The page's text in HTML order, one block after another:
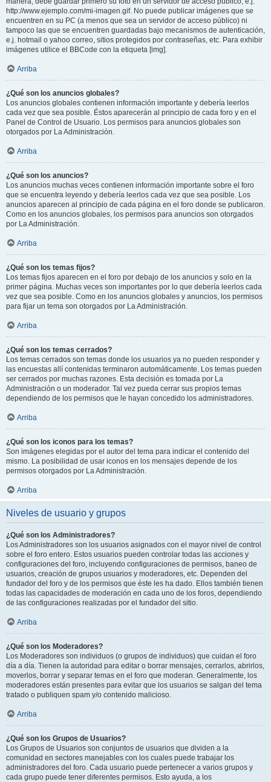
http://www.ejemplo.com/mi-imagen.gif. No puede publicar imágenes que se
encuentren en su PC (a menos que sea un servidor de acceso público) ni
tampoco las que se encuentren guardadas bajo mecanismos de autenticación,
e.j. hotmail o yahoo correo, sitios protegidos por contraseñas, etc. Para exhibir
imágenes utilice el BBCode con la etiqueta [img].
Arriba
¿Qué son los anuncios globales?
Los anuncios globales contienen información importante y debería leerlos
cada vez que sea posible. Éstos aparecerán al principio de cada foro y en el
Panel de Control de Usuario. Los permisos para anuncios globales son
otorgados por La Administración.
Arriba
¿Qué son los anuncios?
Los anuncios muchas veces contienen información importante sobre el foro
que se encuentra leyendo y debería leerlos cada vez que sea posible. Los
anuncios aparecen al principio de cada página en el foro donde se publicaron.
Como en los anuncios globales, los permisos para anuncios son otorgados
por La Administración.
Arriba
¿Qué son los temas fijos?
Los temas fijos aparecen en el foro por debajo de los anuncios y solo en la
primer página. Muchas veces son importantes por lo que debería leerlos cada
vez que sea posible. Como en los anuncios globales y anuncios, los permisos
para fijar un tema son otorgados por La Administración.
Arriba
¿Qué son los temas cerrados?
Los temas cerrados son temas donde los usuarios ya no pueden responder y
las encuestas allí contenidas terminaron automáticamente. Los temas pueden
ser cerrados por muchas razones. Esta decisión es tomada por La
Administración o un moderador. Tal vez pueda cerrar sus propios temas
dependiendo de los permisos que le hayan concedido los administradores.
Arriba
¿Qué son los iconos para los temas?
Son imágenes elegidas por el autor del tema para indicar el contenido del
mismo. La posibilidad de usar iconos en los mensajes depende de los
permisos otorgados por La Administración.
Arriba
Niveles de usuario y grupos
¿Qué son los Administradores?
Los Administradores son los usuarios asignados con el mayor nivel de control
sobre el foro entero. Estos usuarios pueden controlar todas las acciones y
configuraciones del foro, incluyendo configuraciones de permisos, baneo de
usuarios, creación de grupos usuarios y moderadores, etc. Dependen del
fundador del foro y de los permisos que éste les ha dado. Ellos también tienen
todas las capacidades de moderación en cada uno de los foros, dependiendo
de las configuraciones realizadas por el fundador del sitio.
Arriba
¿Qué son los Moderadores?
Los Moderadores son individuos (o grupos de individuos) que cuidan el foro
día a día. Tienen la autoridad para editar o borrar mensajes, cerrarlos, abrirlos,
moverlos, borrar y separar temas en el foro que moderan. Generalmente, los
moderadores están presentes para evitar que los usuarios se salgan del tema
tratado o publiquen spam y/o contenido malicioso.
Arriba
¿Qué son los Grupos de Usuarios?
Los Grupos de Usuarios son conjuntos de usuarios que dividen a la
comunidad en sectores manejables con los cuales puede trabajar los
administradores del foro. Cada usuario puede pertenecer a varios grupos y
cada grupo puede tener diferentes permisos. Esto ayuda, a los